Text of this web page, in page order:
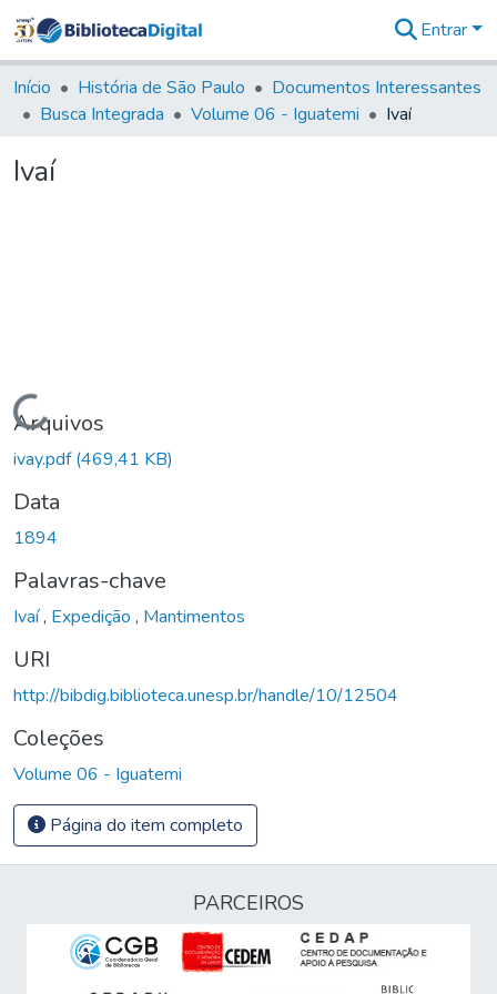
&
Coleções
Tudo na
Entrar
Início História de São Paulo
Documentos Interessantes
Busca Integrada
Volume 06 - Iguatemi Ivaí
Ivaí
Carregando...
Arquivos
ivay.pdf(469,41 KB)
Data
1894
Palavras-chave
Ivaí, Expedição , Mantimentos
URI
http://bibdig.biblioteca.unesp.br/handle/10/12504
Coleções
Volume 06 - Iguatemi
Página do item completo
PARCEIROS